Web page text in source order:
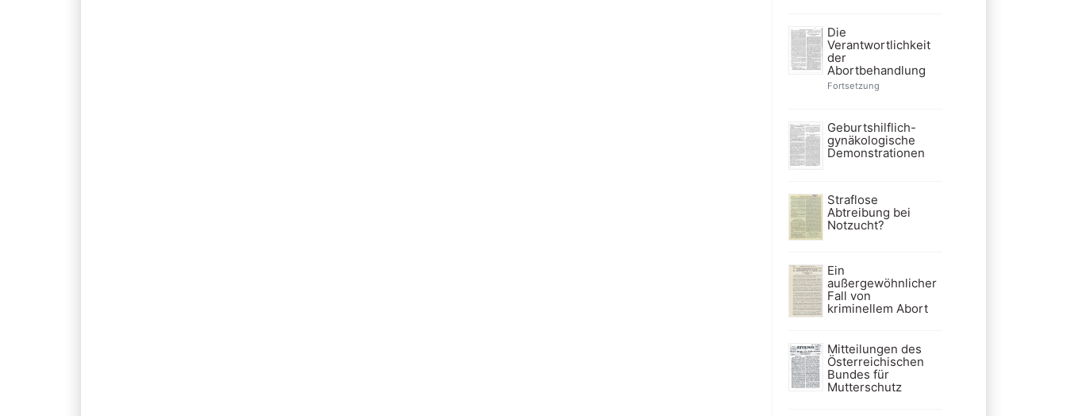
Die
Verantwortlichkeit
der
Abortbehandlung
Fortsetzung
Geburtshilflich-
gynäkologische
Demonstrationen
Straflose
Abtreibung bei
Notzucht?
Ein
außergewöhnlicher
Fall von
kriminellem Abort
Mitteilungen des
Österreichischen
Bundes für
Mutterschutz